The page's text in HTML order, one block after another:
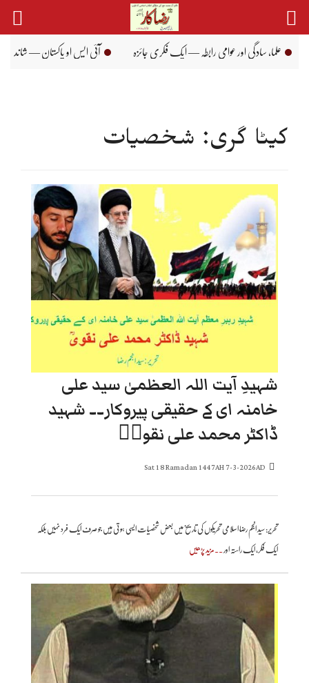
to
عوامی رابطہ — ایک فکری جائزہ آئی ایس او پاکستان — شاندار ماضی، بہترین حال
کیٹا گری: شخصیات
شہیدِ آیت اللہ العظمیٰ سید علی
خامنہ ای کے حقیقی پیروکار۔۔ شہید
ڈاکٹر محمد علی نقویؒ
Sat 18 Ramadan 1447AH 7-3-2026AD
تحریر: سید انجم رضا اسلامی تحریکوں کی تاریخ میں بعض شخصیات ایسی ہوتی ہیں جو صرف ایک فرد نہیں بلکہ
ایک فکر، ایک راستہ اور ..مزید پڑھیں